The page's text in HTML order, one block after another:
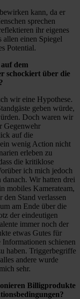
kann, da er
sprechen
ihr eigenes
allen einen Spiegel
Potential.
dem
schockiert über die
wir eine Hypothese.
geben würde,
Doch waren wir
Gegenwehr
auf die
wenig Action nicht
erleben zu
die kritiklose
ich mich jedoch
Wir hatten drei
mobiles Kamerateam,
Stand verlassen
am Ende über die
der eindeutigen
immer noch der
etwas Gutes für
schienen
haben. Triggerbegriffe
andere wurde
sehr.
Billigprodukte